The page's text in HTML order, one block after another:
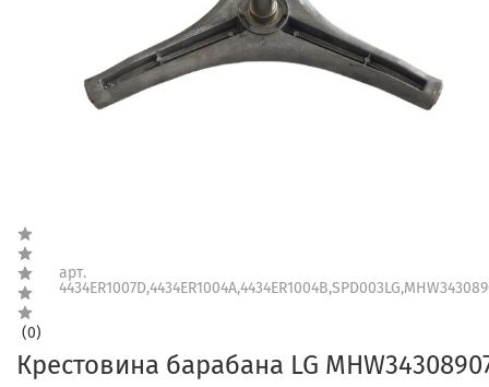
(0)
арт.
Крестовина барабана LG